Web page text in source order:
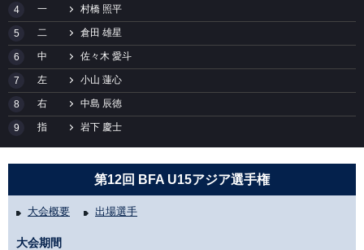
4 一 村橋 照平
5 二 倉田 雄星
6 中 佐々木 愛斗
7 左 小山 蓮心
8 右 中島 辰徳
9 指 岩下 慶士
第12回 BFA U15アジア選手権
大会概要 出場選手
大会期間